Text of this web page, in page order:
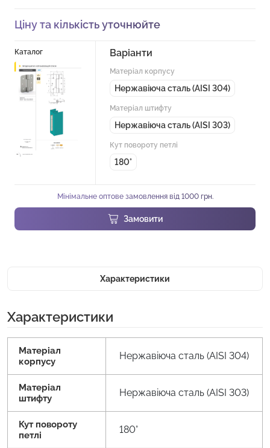
Ціну та кількість уточнюйте
Каталог Варіанти
Матеріал корпусу
Нержавіюча сталь (AISI 304)
Матеріал штифту
Нержавіюча сталь (AISI 303)
Кут повороту петлі
180°
Мінімальне оптове замовлення від 1000 грн.
Замовити
Характеристики
Характеристики
Матеріал
корпусу
Нержавіюча сталь (AISI 304)
Матеріал
штифту
Нержавіюча сталь (AISI 303)
Кут повороту
петлі
180°